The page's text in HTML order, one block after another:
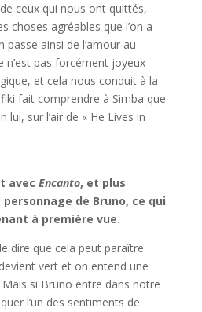
ceux qui nous ont quittés,
choses agréables que l’on a
passe ainsi de l’amour au
n’est pas forcément joyeux
et cela nous conduit à la
fait comprendre à Simba que
sur l’air de « He Lives in
avec Encanto, et plus
de Bruno, ce qui
à première vue.
dire que cela peut paraître
vert et on entend une
si Bruno entre dans notre
l’un des sentiments de